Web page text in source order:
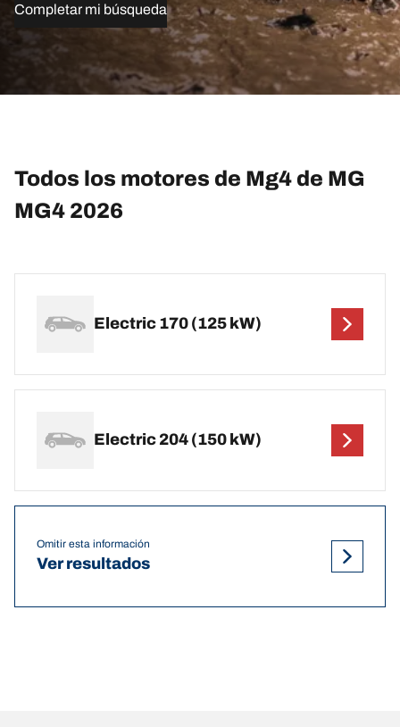
Completar mi búsqueda
Todos los motores de Mg4 de MG
MG4 2026
Electric 170 (125 kW)
Electric 204 (150 kW)
Omitir esta información
Ver resultados